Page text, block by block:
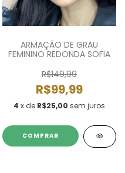
ARMAÇÃO DE GRAU
FEMININO REDONDA SOFIA
R$149,99
R$99,99
4 x de R$25,00 sem juros
COMPRAR